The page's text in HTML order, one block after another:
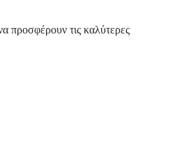
προσφέρουν τις καλύτερες